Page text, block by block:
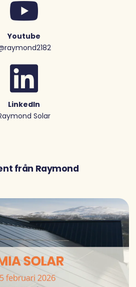
Youtube
LinkedIn
Solar
från Raymond